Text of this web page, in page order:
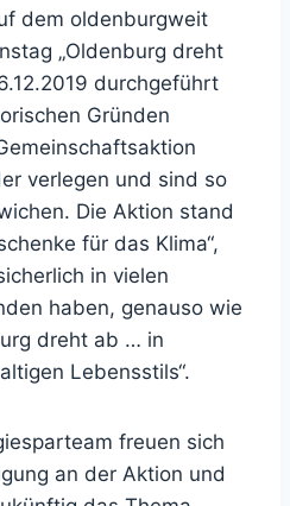
dem oldenburgweit
„Oldenburg dreht
durchgeführt
Gründen
verlegen und sind so
Die Aktion stand
für das Klima“,
in vielen
haben, genauso wie
dreht ab … in
Lebensstils“.
freuen sich
an der Aktion und